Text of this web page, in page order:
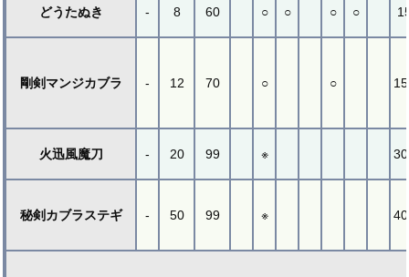
どうたぬき - 8 60 ○ ○ ○ ○
剛剣マンジカブラ - 12 70 ○ ○
火迅風魔刀 - 20 99 ※
秘剣カブラステギ - 50 99 ※